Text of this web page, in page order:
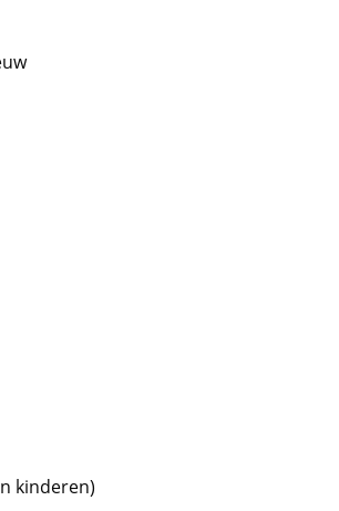
kinderen)